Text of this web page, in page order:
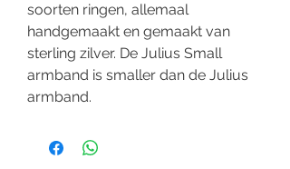
soorten ringen, allemaal
handgemaakt en gemaakt van
sterling zilver. De Julius Small
armband is smaller dan de Julius
armband.